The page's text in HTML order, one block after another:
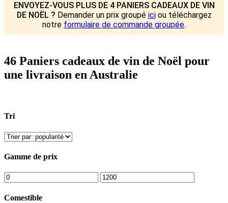
ENVOYEZ-VOUS PLUS DE 4 PANIERS CADEAUX DE VIN
DE NOËL ? Demander un prix groupé iciou téléchargez
notre formulaire de commande groupée.
46 Paniers cadeaux de vin de Noël pour
une livraison en Australie
Tri
Gamme de prix
Comestible